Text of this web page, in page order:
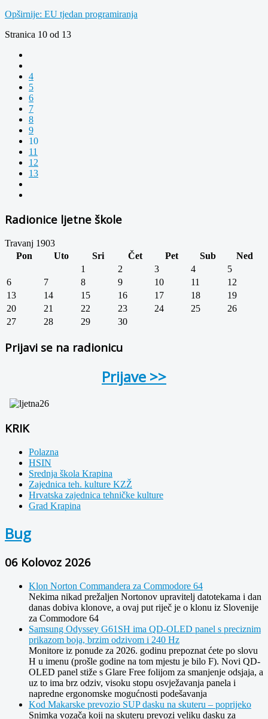
Opširnije: EU tjedan programiranja
Stranica 10 od 13
4
5
6
7
8
9
10
11
12
13
Radionice ljetne škole
Travanj 1903
Pon
Uto Sri Čet Pet Sub
Ned
1
2 3 4
5
6
7 8 9 10 11
12
13
14 15 16 17 18
19
20
21 22 23 24 25
26
27
28 29 30
Prijavi se na radionicu
Prijave >>
KRIK
Polazna
HSIN
Srednja škola Krapina
Zajednica teh. kulture KZŽ
Hrvatska zajednica tehničke kulture
Grad Krapina
Bug
06 Kolovoz 2026
Klon Norton Commandera za Commodore 64
Nekima nikad prežaljen Nortonov upravitelj datotekama i dan
danas dobiva klonove, a ovaj put riječ je o klonu iz Slovenije
za Commodore 64
Samsung Odyssey G61SH ima QD-OLED panel s preciznim
prikazom boja, brzim odzivom i 240 Hz
Monitore iz ponude za 2026. godinu prepoznat ćete po slovu
H u imenu (prošle godine na tom mjestu je bilo F). Novi QD-
OLED panel stiže s Glare Free folijom za smanjenje odsjaja, a
uz to ima brz odziv, visoku stopu osvježavanja panela i
napredne ergonomske mogućnosti podešavanja
Kod Makarske prevozio SUP dasku na skuteru – poprijeko
Snimka vozača koji na skuteru prevozi veliku dasku za